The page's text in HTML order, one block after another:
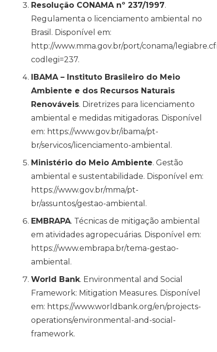
Resolução CONAMA nº 237/1997.
Regulamenta o licenciamento ambiental no
Brasil. Disponível em:
http://www.mma.gov.br/port/conama/
codlegi=237.
IBAMA – Instituto Brasileiro do Meio
Ambiente e dos Recursos Naturais
Renováveis. Diretrizes para licenciamento
ambiental e medidas mitigadoras. Disponível
em: https://www.gov.br/ibama/pt-
br/servicos/licenciamento-ambiental.
Ministério do Meio Ambiente. Gestão
ambiental e sustentabilidade. Disponível em:
https://www.gov.br/mma/pt-
br/assuntos/gestao-ambiental.
EMBRAPA. Técnicas de mitigação ambiental
em atividades agropecuárias. Disponível em:
https://www.embrapa.br/tema-gestao-
ambiental.
World Bank. Environmental and Social
Framework: Mitigation Measures. Disponível
em: https://www.worldbank.org/en/projects-
operations/environmental-and-social-
framework.